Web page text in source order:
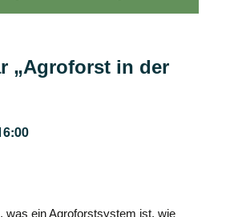
„Agroforst in der
was ein Agroforstsystem ist, wie